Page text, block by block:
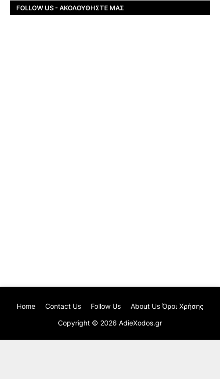
FOLLOW US - ΑΚΟΛΟΥΘΉΣΤΕ ΜΑΣ
Copyright © 2026 AdieXodos.gr
Home Contact Us Follow Us About Us Όροι Χρήσης